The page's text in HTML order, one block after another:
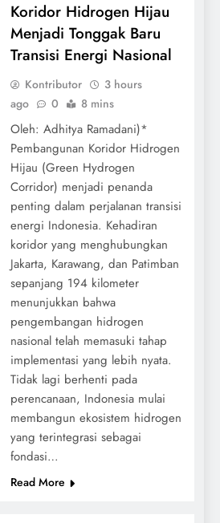
Koridor Hidrogen Hijau
Menjadi Tonggak Baru
Transisi Energi Nasional
Kontributor
3 hours
ago
0 8 mins
Oleh: Adhitya Ramadani)*
Pembangunan Koridor Hidrogen
Hijau (Green Hydrogen
Corridor) menjadi penanda
penting dalam perjalanan transisi
energi Indonesia. Kehadiran
koridor yang menghubungkan
Jakarta, Karawang, dan Patimban
sepanjang 194 kilometer
menunjukkan bahwa
pengembangan hidrogen
nasional telah memasuki tahap
implementasi yang lebih nyata.
Tidak lagi berhenti pada
perencanaan, Indonesia mulai
membangun ekosistem hidrogen
yang terintegrasi sebagai
fondasi…
Read More